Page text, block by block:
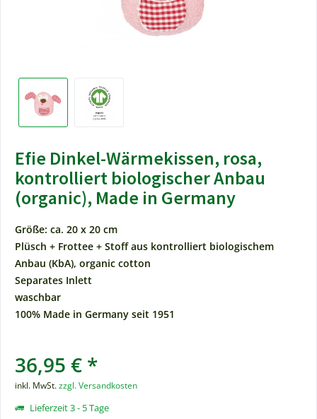
Efie Dinkel-Wärmekissen, rosa,
kontrolliert biologischer Anbau
(organic), Made in Germany
Größe: ca. 20 x 20 cm
Plüsch + Frottee + Stoff aus kontrolliert biologischem
Anbau (KbA), organic cotton
Separates Inlett
waschbar
100% Made in Germany seit 1951
36,95 € *
inkl. MwSt.zzgl. Versandkosten
Lieferzeit 3 - 5 Tage